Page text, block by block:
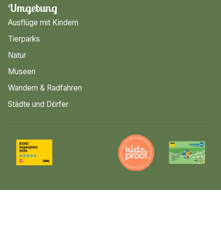
Umgebung
Ausflüge mit Kindern
Tierparks
Natur
Museen
Wandern & Radfahren
Städte und Dörfer